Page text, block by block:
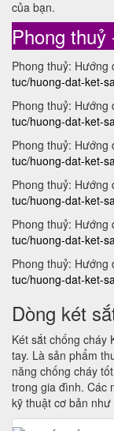
của bạn.
Phong
Phong thuỷ: Hướng
tuc/huong-dat-ket-
Phong thuỷ: Hướng
tuc/huong-dat-ket-
Phong thuỷ: Hướng
tuc/huong-dat-ket-
Phong thuỷ: Hướng
tuc/huong-dat-ket-
Phong thuỷ: Hướng
tuc/huong-dat-ket-
Phong thuỷ: Hướng
tuc/huong-dat-ket-
Dòng két
Két sắt chống cháy
tay. Là sản phẩm
năng chống cháy
trong gia đình. Các
kỹ thuật cơ bản như